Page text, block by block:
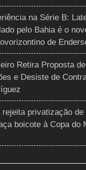
na Série B:
pelo Bahia é o
de
Retira Proposta
e Desiste de
rejeita privatização
boicote à Copa do